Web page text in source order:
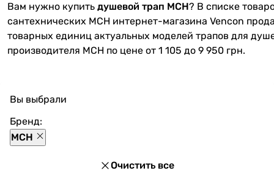
Вам нужно купить душевой трап МСН? В списке
сантехнических MCH интернет-магазина Vencon
товарных единиц актуальных моделей трапов для
производителя MCH по цене от 1 105 до 9 950 грн.
Вы выбрали
Бренд:
MCH
Очистить все